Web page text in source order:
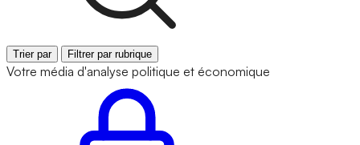
Trier par Filtrer par rubrique
Votre média d'analyse politique et économique